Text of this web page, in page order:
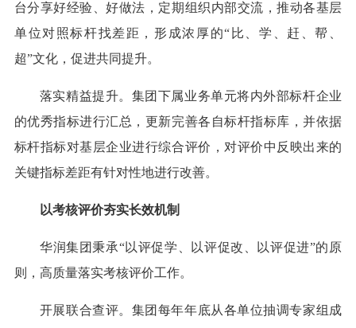
台分享好经验、好做法，定期组织内部交流，推动各基层
单位对照标杆找差距，形成浓厚的“比、学、赶、帮、
超”文化，促进共同提升。
落实精益提升。集团下属业务单元将内外部标杆企业
的优秀指标进行汇总，更新完善各自标杆指标库，并依据
标杆指标对基层企业进行综合评价，对评价中反映出来的
关键指标差距有针对性地进行改善。
以考核评价夯实长效机制
华润集团秉承“以评促学、以评促改、以评促进”的原
则，高质量落实考核评价工作。
开展联合查评。集团每年年底从各单位抽调专家组成